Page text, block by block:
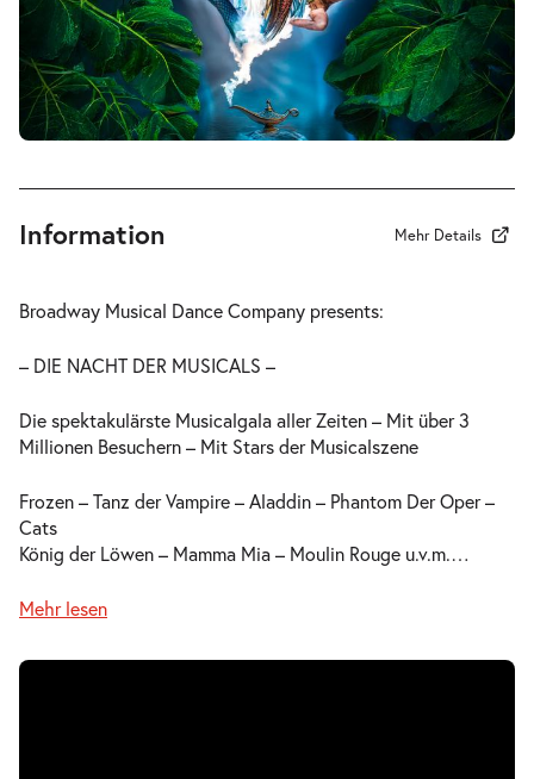
Information Mehr Details
Broadway Musical Dance Company presents:
– DIE NACHT DER MUSICALS –
Die spektakulärste Musicalgala aller Zeiten – Mit über 3
Millionen Besuchern – Mit Stars der Musicalszene
Frozen – Tanz der Vampire – Aladdin – Phantom Der Oper –
Cats
König der Löwen – Mamma Mia – Moulin Rouge u.v.m.…
Mehr lesen